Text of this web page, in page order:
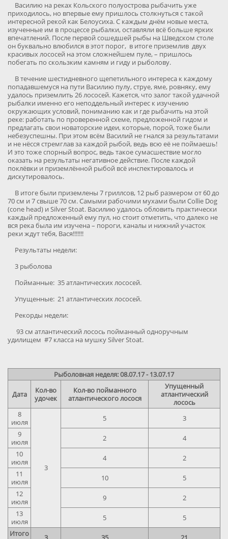
Василию на реках Кольского полуострова рыбачить уже
приходилось, но впервые ему пришлось столкнуться с такой
интересной рекой как Белоусиха. С каждым днём новые места,
изученные им в процессе рыбалки, оставляли всё больше ярких
впечатлений. После первой сошедшей рыбы на Шведском столе
он буквально влюбился в этот порог, в итоге приземлив двух
красивых лососей на этом сложнейшем пуле, – пришлось
побегать по скользким камням и гиду и рыболову.
В течение шестидневного щепетильного интереса к каждому
попадавшемуся на пути Василию пулу, струе, яме, ровняку, ему
удалось приземлить 26 лососей. Кажется, что залог такой удачной
рыбалки именно его неподдельный интерес к изучению
окружающих условий, пониманию как и где рыбачить на этой
реке: работать по проверенной схеме, предложенной гидом и
предлагать свои новаторские идеи, которые, порой, тоже были
небезуспешны. При этом всём Василий не гнался за результатами
и не нёсся стремглав за каждой рыбой, ведь всю её не поймаешь!
И это тоже спорный вопрос, ведь такое сумасшествие могло
оказать на результаты негативное действие. После каждой
поклёвки и приземлённой рыбой всё инспектировалось и
дискутировалось.
В итоге были приземлены 7 гриллсов, 12 рыб размером от 60 до
70 см и 7 свыше 70 см. Самыми рабочими мухами были Collie Dog
(cone head) и Silver Stoat. Василию удалось обловить практически
каждый предложенный ему пул, но стоит отметить, что далеко не
вся река была им изучена – пороги, каналы и нижний участок
реки ждут тебя, Вася!!!!!!!
Результаты недели:
3 рыболова
Пойманные: 35 атлантических лососей.
Упущенные: 21 атлантических лососей.
Рекорды недели:
93 см атлантический лосось пойманный одноручным
удилищем #7 класса на мушку Silver Stoat.
Рыболовная неделя: 08.07.17 - 13.07.17
Дата
Кол-во
удочек
Кол-во пойманного
атлантического лосося
Упущенный
атлантический
лосось
8
июля
3
5
3
9
июля
2
4
10
июля
4
2
11
июля
10
5
12
июля
9
2
13
июля
5
5
Итого